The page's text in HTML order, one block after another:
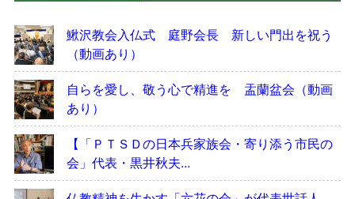
鰍沢教会入仏式 庭野会長 新しい門出を祝う
（動画あり）
自らを愛し、敬う心で精進を 盂蘭盆会（動画
あり）
【「ＰＴＳＤの日本兵家族会・寄り添う市民の
会」代表・黒井秋夫...